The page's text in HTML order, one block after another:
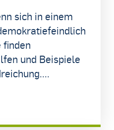
sich in einem
und Beispiele